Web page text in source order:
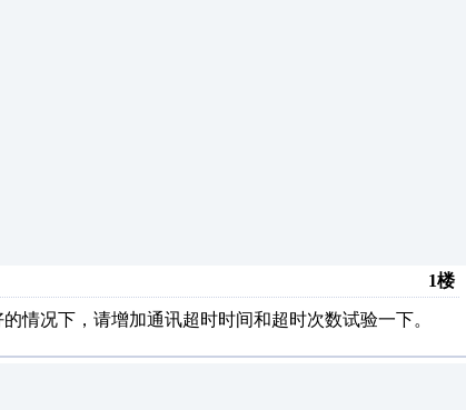
1楼
情况下，请增加通讯超时时间和超时次数试验一下。